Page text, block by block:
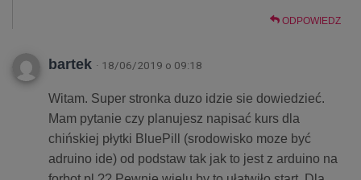
ODPOWIEDZ
bartek · 18/06/2019 o 09:18
Witam. Super stronka duzo idzie sie dowiedzieć.
Mam pytanie czy planujesz napisać kurs dla
chińskiej płytki BluePill (srodowisko moze być
adruino ide) od podstaw tak jak to jest z arduino na